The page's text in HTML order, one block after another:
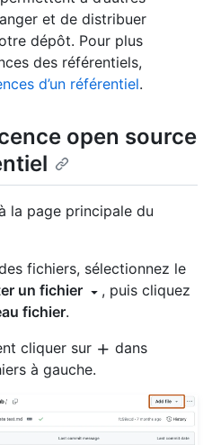
et de distribuer
dépôt. Pour plus
des référentiels,
d’un référentiel.
open source
la page principale du
fichiers, sélectionnez le
un fichier
, puis cliquez
fichier.
cliquer sur
dans
à gauche.